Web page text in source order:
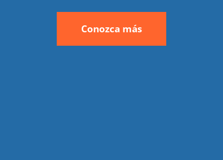
Conozca más